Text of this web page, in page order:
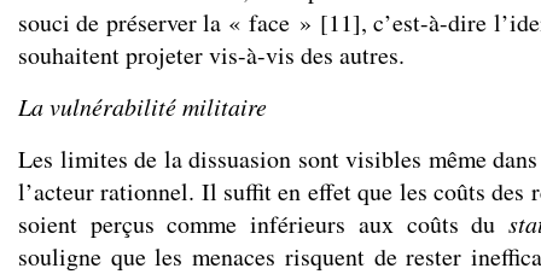
souci de préserver la « face » [11], c’est-à-dire
souhaitent projeter vis-à-vis des autres.
La vulnérabilité militaire
Les limites de la dissuasion sont visibles même
l’acteur rationnel. Il suffit en effet que les coûts des
soient perçus comme inférieurs aux coûts du
souligne que les menaces risquent de rester